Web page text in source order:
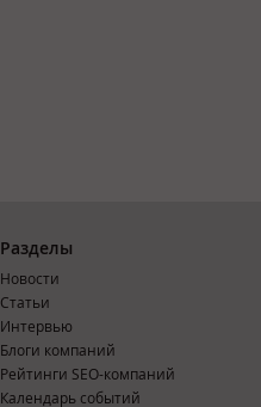
Разделы
Новости
Статьи
Интервью
Блоги компаний
Рейтинги SEO-компаний
Календарь событий